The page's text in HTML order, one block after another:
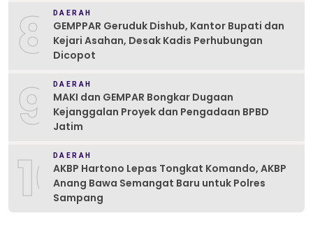
8 DAERAH
GEMPPAR Geruduk Dishub, Kantor Bupati dan
Kejari Asahan, Desak Kadis Perhubungan
Dicopot
9 DAERAH
MAKI dan GEMPAR Bongkar Dugaan
Kejanggalan Proyek dan Pengadaan BPBD
Jatim
10DAERAH
AKBP Hartono Lepas Tongkat Komando, AKBP
Anang Bawa Semangat Baru untuk Polres
Sampang